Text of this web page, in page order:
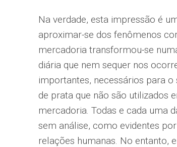
Na verdade, esta impressão é
aproximar-se dos fenômenos
mercadoria transformou-se
diária que nem sequer nos
importantes, necessários para
de prata que não são utilizados
mercadoria. Todas e cada uma
sem análise, como evidentes
relações humanas. No entanto,